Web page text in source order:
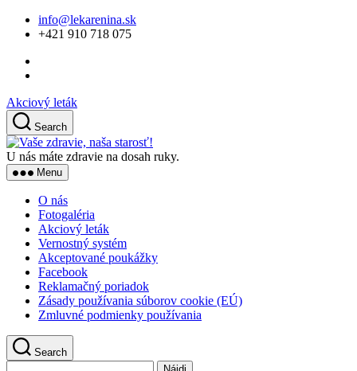
Skip
content
info@lekarenina.sk
+421 910 718 075
Akciový leták
Search
zdravie,
U nás máte zdravie na dosah ruky.
Menu
O nás
Fotogaléria
Akciový leták
Vernostný systém
Akceptované poukážky
Facebook
Reklamačný poriadok
Zásady používania súborov cookie (EÚ)
Zmluvné podmienky používania
Search